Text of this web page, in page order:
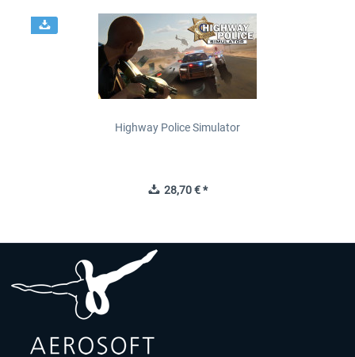
Highway Police Simulator
28,70 € *